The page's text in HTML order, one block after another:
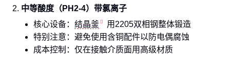
中等酸度（PH2-4）带氯离子
核心设备： 结晶釜
用2205双相钢整体锻造
特别注意：避免使用含铜配件以防电偶腐蚀
成本控制：仅在接触介质面用高级材质